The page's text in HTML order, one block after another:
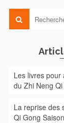
Les livres
du Zhi Neng
La reprise des
Qi Gong